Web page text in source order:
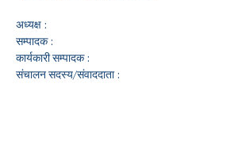
अध्यक्ष :
सम्पादक :
कार्यकारी सम्पादक :
संचालन सदस्य/संवाददाता :